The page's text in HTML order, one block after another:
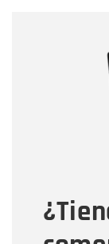
Correo
Tipo de
Mensaje